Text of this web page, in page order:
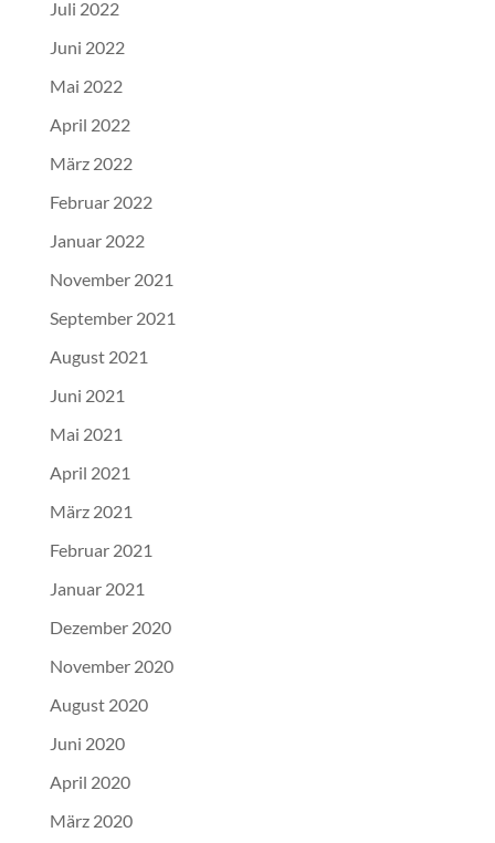
Juli 2022
Juni 2022
Mai 2022
April 2022
März 2022
Februar 2022
Januar 2022
November 2021
September 2021
August 2021
Juni 2021
Mai 2021
April 2021
März 2021
Februar 2021
Januar 2021
Dezember 2020
November 2020
August 2020
Juni 2020
April 2020
März 2020